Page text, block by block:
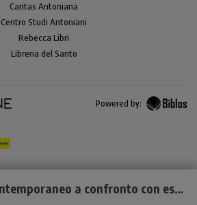
Il cristianesimo contemporaneo a confronto con esoterismo, occultismo e satanismo
Caritas Antoniana
Centro Studi Antoniani
Rebecca Libri
Libreria del Santo
Powered by: